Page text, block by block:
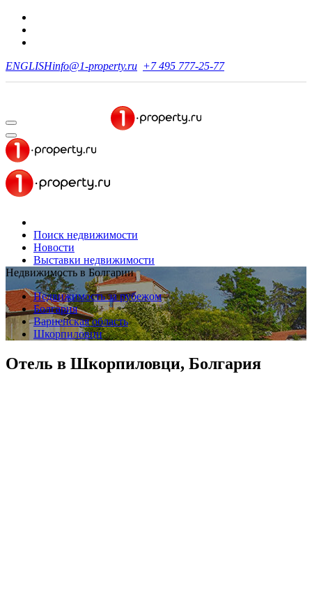
ENGLISHinfo@1-property.ru +7 495 777-25-77
Поиск недвижимости
Новости
Выставки недвижимости
Недвижимость в Болгарии
Недвижимость за рубежом
Болгария
Варненская область
Шкорпиловци
Отель в Шкорпиловци, Болгария